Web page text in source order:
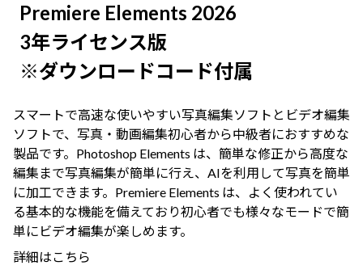
Premiere Elements 2026
3年ライセンス版
※ダウンロードコード付属
スマートで高速な使いやすい写真編集ソフトとビデオ編集
ソフトで、写真・動画編集初心者から中級者におすすめな
製品です。Photoshop Elements は、簡単な修正から高度な
編集まで写真編集が簡単に行え、AIを利用して写真を簡単
に加工できます。Premiere Elements は、よく使われてい
る基本的な機能を備えており初心者でも様々なモードで簡
単にビデオ編集が楽しめます。
詳細はこちら